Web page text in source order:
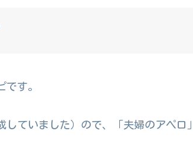
です。
ていました）ので、「夫婦のアペロ」